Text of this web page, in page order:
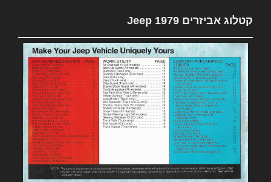
קטלוג אביזרים 1979 Jeep